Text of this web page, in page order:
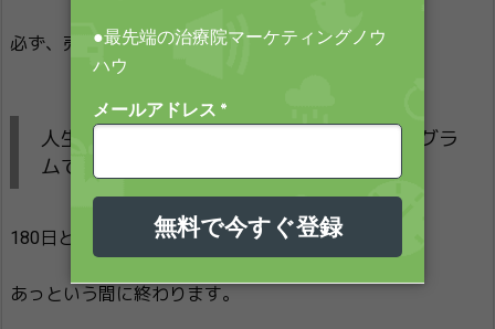
必ず、売上が向上します。
人生が変わると言っても過言ではないプログラ
ムです
180日という期間は短いです。
あっという間に終わります。